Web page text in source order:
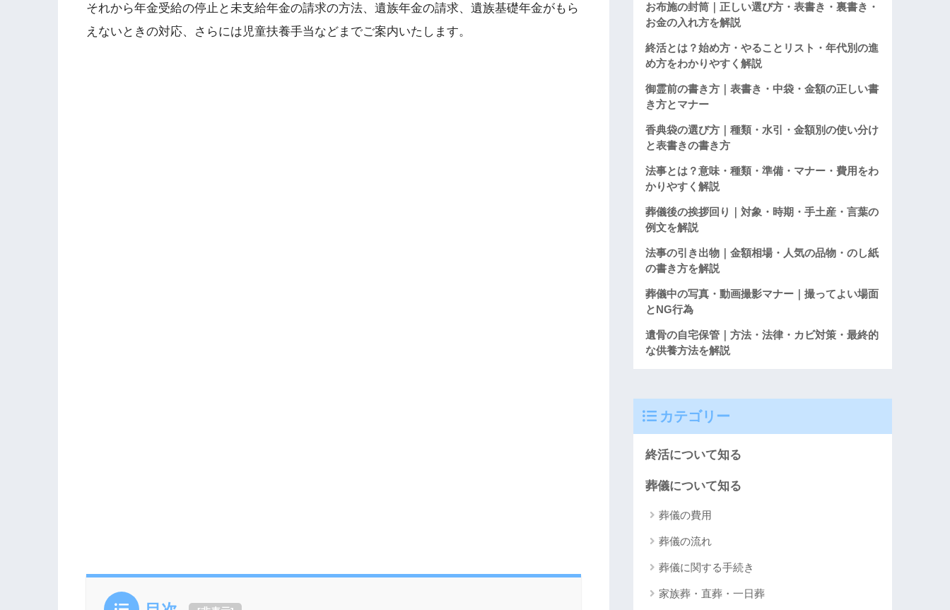
それから年金受給の停止と未支給年金の請求の方法、遺族年金の請求、遺族基礎年金がもら
えないときの対応、さらには児童扶養手当などまでご案内いたします。
お布施の封筒｜正しい選び方・表書き・裏書き・
お金の入れ方を解説
終活とは？始め方・やることリスト・年代別の進
め方をわかりやすく解説
御霊前の書き方｜表書き・中袋・金額の正しい書
き方とマナー
香典袋の選び方｜種類・水引・金額別の使い分け
と表書きの書き方
法事とは？意味・種類・準備・マナー・費用をわ
かりやすく解説
葬儀後の挨拶回り｜対象・時期・手土産・言葉の
例文を解説
法事の引き出物｜金額相場・人気の品物・のし紙
の書き方を解説
葬儀中の写真・動画撮影マナー｜撮ってよい場面
とNG行為
遺骨の自宅保管｜方法・法律・カビ対策・最終的
な供養方法を解説
カテゴリー
終活について知る
葬儀について知る
葬儀の費用
葬儀の流れ
葬儀に関する手続き
家族葬・直葬・一日葬